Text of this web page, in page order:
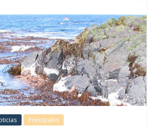
Principales